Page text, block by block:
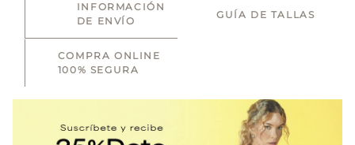
INFORMACIÓN
DE ENVÍO
GUÍA DE TALLAS
COMPRA ONLINE
100% SEGURA